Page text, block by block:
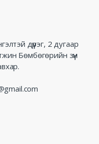
дүүрэг, 2 дугаар
Бөмбөгөрийн зүүн